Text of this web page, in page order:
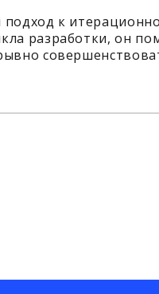
к
разработки, он